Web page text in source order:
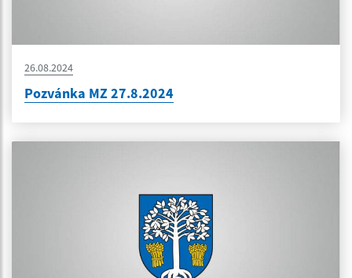
26.08.2024
Pozvánka MZ 27.8.2024